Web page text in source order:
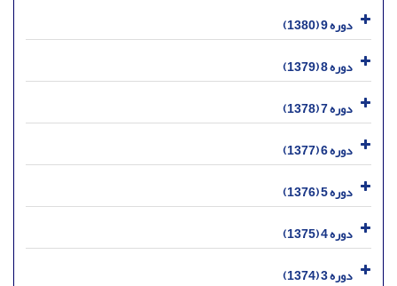
دوره 9 (1380)
دوره 8 (1379)
دوره 7 (1378)
دوره 6 (1377)
دوره 5 (1376)
دوره 4 (1375)
دوره 3 (1374)